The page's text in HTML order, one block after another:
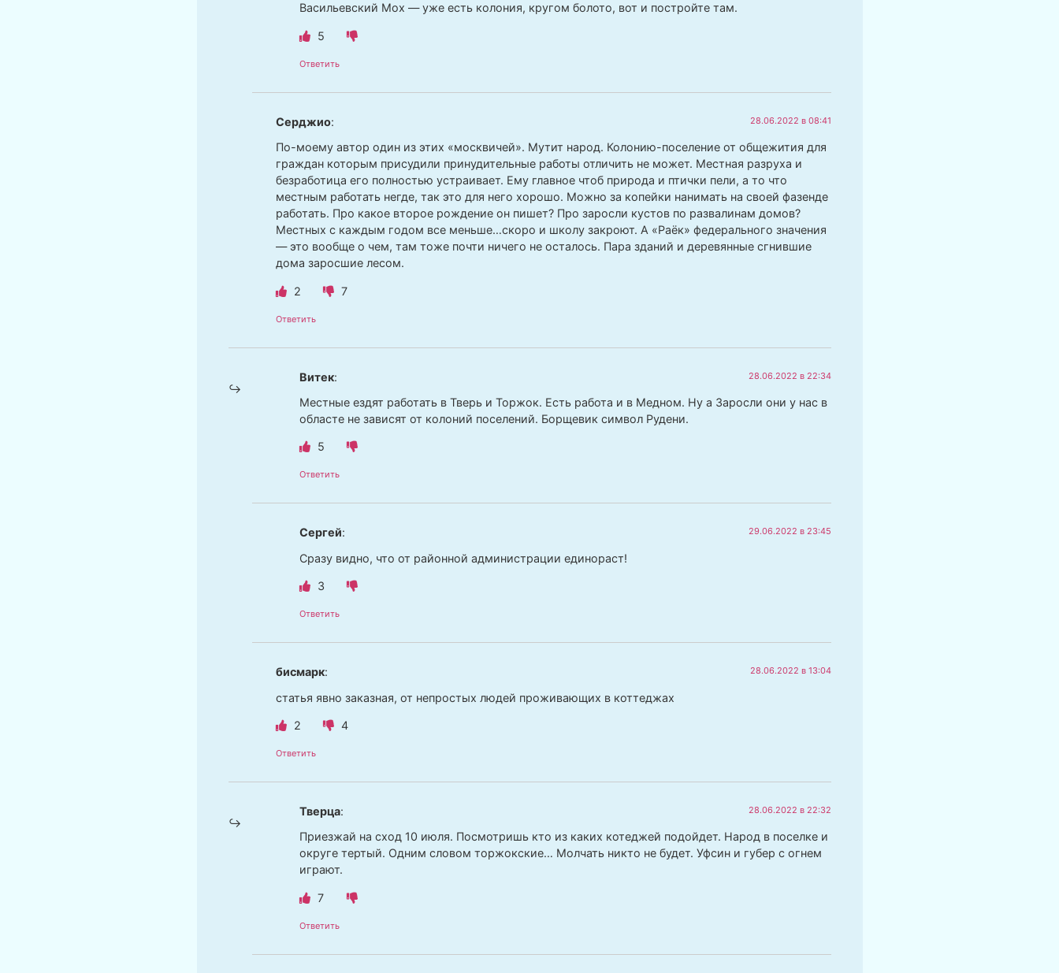
Васильевский Мох — уже есть колония, кругом болото, вот и постройте там.
5
Ответить
Серджио: 28.06.2022 в 08:41
По-моему автор один из этих «москвичей». Мутит народ. Колонию-поселение от общежития для
граждан которым присудили принудительные работы отличить не может. Местная разруха и
безработица его полностью устраивает. Ему главное чтоб природа и птички пели, а то что
местным работать негде, так это для него хорошо. Можно за копейки нанимать на своей фазенде
работать. Про какое второе рождение он пишет? Про заросли кустов по развалинам домов?
Местных с каждым годом все меньше…скоро и школу закроют. А «Раёк» федерального значения
— это вообще о чем, там тоже почти ничего не осталось. Пара зданий и деревянные сгнившие
дома заросшие лесом.
2 7
Ответить
Витек: 28.06.2022 в 22:34
Местные ездят работать в Тверь и Торжок. Есть работа и в Медном. Ну а Заросли они у нас в
областе не зависят от колоний поселений. Борщевик символ Рудени.
5
Ответить
Сергей: 29.06.2022 в 23:45
Сразу видно, что от районной администрации единораст!
3
Ответить
бисмарк: 28.06.2022 в 13:04
статья явно заказная, от непростых людей проживающих в коттеджах
2 4
Ответить
Тверца: 28.06.2022 в 22:32
Приезжай на сход 10 июля. Посмотришь кто из каких котеджей подойдет. Народ в поселке и
округе тертый. Одним словом торжокские… Молчать никто не будет. Уфсин и губер с огнем
играют.
7
Ответить